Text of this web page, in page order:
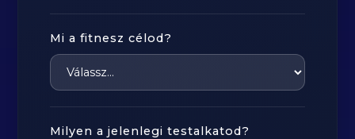
Mi a fitnesz célod?
Milyen a jelenlegi testalkatod?